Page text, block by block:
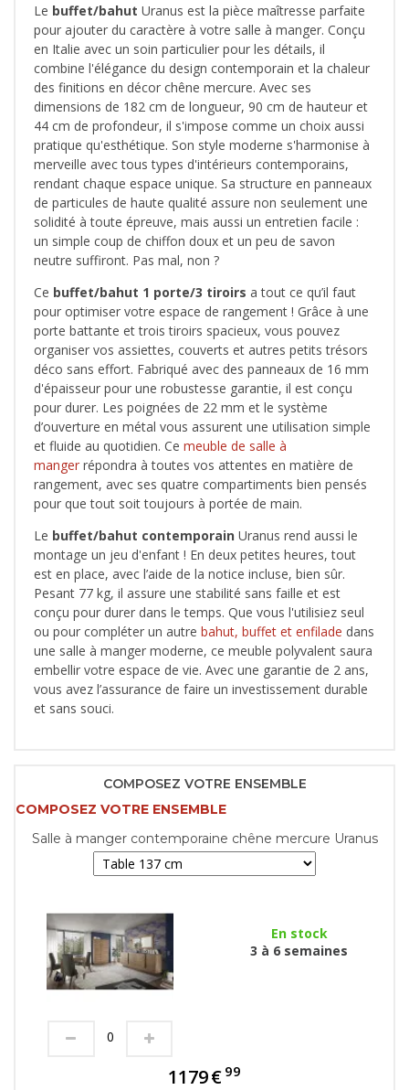
Le buffet/bahut Uranus est la pièce maîtresse parfaite
pour ajouter du caractère à votre salle à manger. Conçu
en Italie avec un soin particulier pour les détails, il
combine l'élégance du design contemporain et la chaleur
des finitions en décor chêne mercure. Avec ses
dimensions de 182 cm de longueur, 90 cm de hauteur et
44 cm de profondeur, il s'impose comme un choix aussi
pratique qu'esthétique. Son style moderne s'harmonise à
merveille avec tous types d'intérieurs contemporains,
rendant chaque espace unique. Sa structure en panneaux
de particules de haute qualité assure non seulement une
solidité à toute épreuve, mais aussi un entretien facile :
un simple coup de chiffon doux et un peu de savon
neutre suffiront. Pas mal, non ?
Ce buffet/bahut 1 porte/3 tiroirs a tout ce qu’il faut
pour optimiser votre espace de rangement ! Grâce à une
porte battante et trois tiroirs spacieux, vous pouvez
organiser vos assiettes, couverts et autres petits trésors
déco sans effort. Fabriqué avec des panneaux de 16 mm
d'épaisseur pour une robustesse garantie, il est conçu
pour durer. Les poignées de 22 mm et le système
d’ouverture en métal vous assurent une utilisation simple
et fluide au quotidien. Ce meuble de salle à
manger répondra à toutes vos attentes en matière de
rangement, avec ses quatre compartiments bien pensés
pour que tout soit toujours à portée de main.
Le buffet/bahut contemporain Uranus rend aussi le
montage un jeu d'enfant ! En deux petites heures, tout
est en place, avec l’aide de la notice incluse, bien sûr.
Pesant 77 kg, il assure une stabilité sans faille et est
conçu pour durer dans le temps. Que vous l'utilisiez seul
ou pour compléter un autre bahut, buffet et enfilade dans
une salle à manger moderne, ce meuble polyvalent saura
embellir votre espace de vie. Avec une garantie de 2 ans,
vous avez l’assurance de faire un investissement durable
et sans souci.
COMPOSEZ VOTRE ENSEMBLE
COMPOSEZ VOTRE ENSEMBLE
Salle à manger contemporaine chêne mercure Uranus
En stock
3 à 6 semaines
1179€ 99